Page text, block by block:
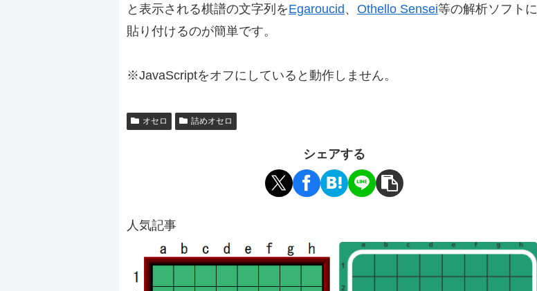
と表示される棋譜の文字列をEgaroucid、 Othello Sensei等の解析ソフトに
貼り付けるのが簡単です。
※JavaScriptをオフにしていると動作しません。
オセロ 詰めオセロ
シェアする
人気記事